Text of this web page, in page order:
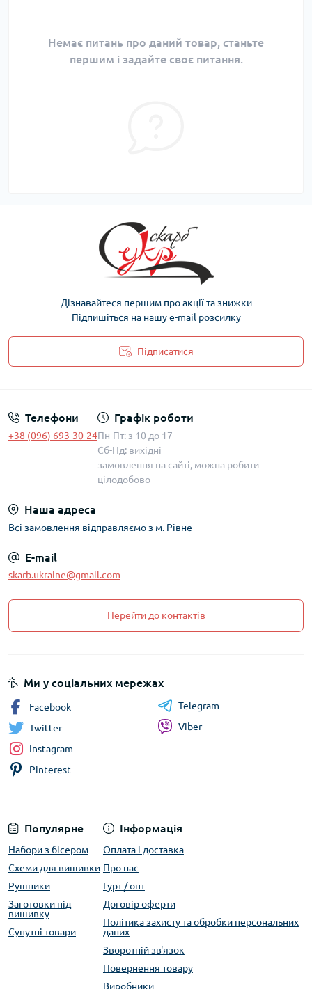
Немає питань про даний товар, станьте
першим і задайте своє питання.
Дізнавайтеся першим про акції та знижки
Підпишіться на нашу e-mail розсилку
Підписатися
Телефони
+38 (096) 693-30-24
Графік роботи
Пн-Пт: з 10 до 17
Сб-Нд: вихідні
замовлення на сайті, можна робити
цілодобово
Наша адреса
Всі замовлення відправляємо з м. Рівне
E-mail
skarb.ukraine@gmail.com
Перейти до контактів
Популярне
Набори з бісером
Схеми для вишивки
Рушники
Заготовки під
вишивку
Супутні товари
Інформація
Оплата і доставка
Про нас
Гурт / опт
Договір оферти
Політика захисту та обробки персональних
даних
Зворотній зв'язок
Повернення товару
Виробники
Ми у соціальних мережах
Facebook
Twitter
Instagram
Pinterest
Telegram
Viber